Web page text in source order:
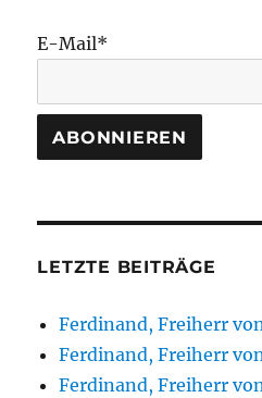
E-Mail*
LETZTE BEITRÄGE
Ferdinand, Freiherr
Ferdinand, Freiherr
Ferdinand, Freiherr